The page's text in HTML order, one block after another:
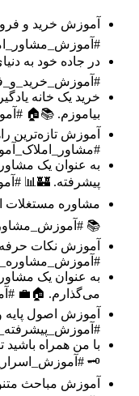
آموزش خرید و
در جاده خود به
خرید یک خانه
بیاموزم. 📚🏠
آموزش تازه‌ترین
به عنوان یک
پیشرفته. 🏰📊
مشاوره مستغلات
📚
آموزش نکات
به عنوان یک
می‌گذارم. 🏠💼
آموزش اصول پایه
با من همراه
🗝️
آموزش مباحث